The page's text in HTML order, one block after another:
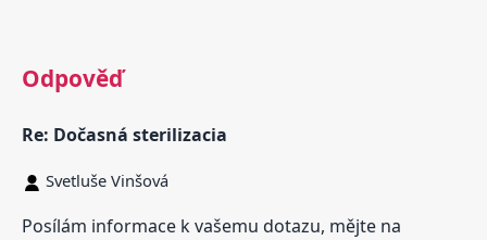
Odpověď
Re: Dočasná sterilizacia
Svetluše Vinšová
Posílám informace k vašemu dotazu, mějte na